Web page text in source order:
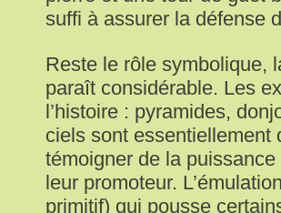
suffi à assurer la défense
Reste le rôle symbolique,
paraît considérable. Les
l’histoire : pyramides,
ciels sont essentiellement
témoigner de la
leur promoteur.
primitif) qui pousse